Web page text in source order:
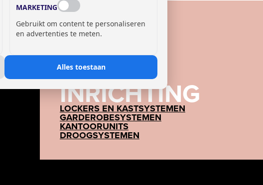
INRICHTING
LOCKERS EN KASTSYSTEMEN
GARDEROBESYSTEMEN
KANTOORUNITS
DROOGSYSTEMEN
MARKETING
Gebruikt om content te personaliseren
en advertenties te meten.
Alles toestaan